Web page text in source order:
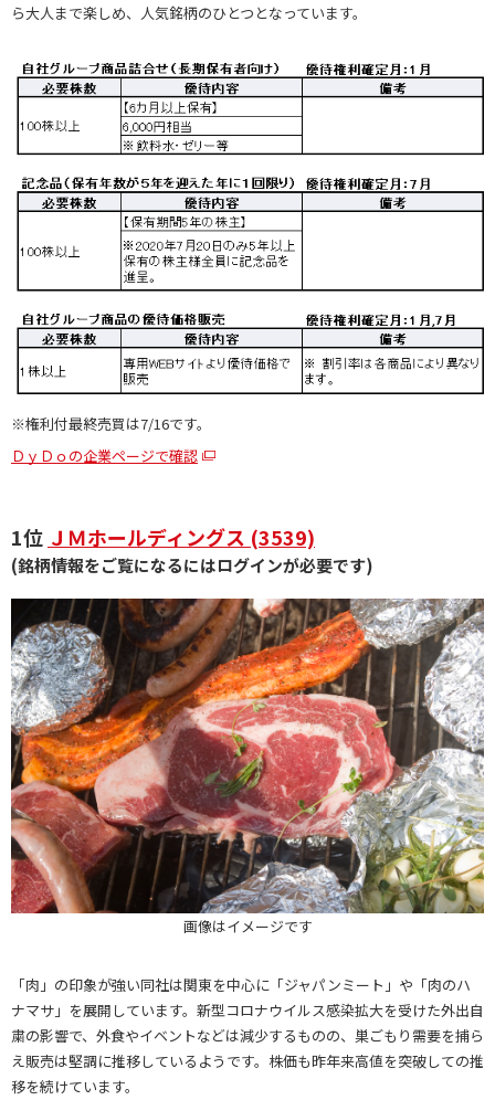
ら大人まで楽しめ、人気銘柄のひとつとなっています。
※権利付最終売買は7/16です。
ＤｙＤｏの企業ページで確認
1位 ＪＭホールディングス (3539)
(銘柄情報をご覧になるにはログインが必要です)
画像はイメージです
「肉」の印象が強い同社は関東を中心に「ジャパンミート」や「肉のハ
ナマサ」を展開しています。新型コロナウイルス感染拡大を受けた外出自
粛の影響で、外食やイベントなどは減少するものの、巣ごもり需要を捕ら
え販売は堅調に推移しているようです。株価も昨年来高値を突破しての推
移を続けています。